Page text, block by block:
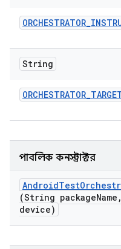
ORCHESTRATOR_
String
ORCHESTRATOR_
পাবলিক কনস্ট্রাক্টর
AndroidTest
(String packageName ,
device)